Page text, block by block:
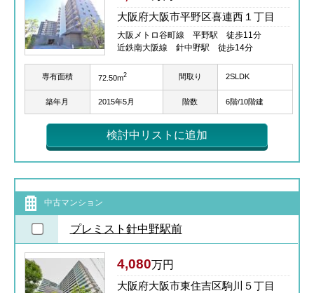
大阪府大阪市平野区喜連西１丁目
大阪メトロ谷町線 平野駅 徒歩11分
近鉄南大阪線 針中野駅 徒歩14分
専有面積 72.50m2 間取り 2SLDK
築年月 2015年5月 階数 6階/10階建
検討中リストに追加
中古マンション
プレミスト針中野駅前
4,080万円
大阪府大阪市東住吉区駒川５丁目